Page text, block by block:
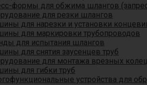
формы для обжима шлангов
для резки шлангов
для нарезки и установки
для маркировки трубопроводов
для испытания шлангов
для снятия заусенцев труб
для монтажа врезных
для гибки труб
устройства для